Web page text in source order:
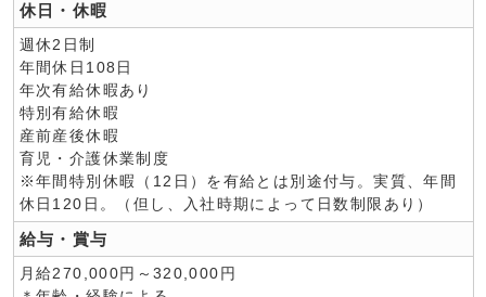
休日・休暇
週休2日制
年間休日108日
年次有給休暇あり
特別有給休暇
産前産後休暇
育児・介護休業制度
※年間特別休暇（12日）を有給とは別途付与。実質、年間
休日120日。（但し、入社時期によって日数制限あり）
給与・賞与
月給270,000円～320,000円